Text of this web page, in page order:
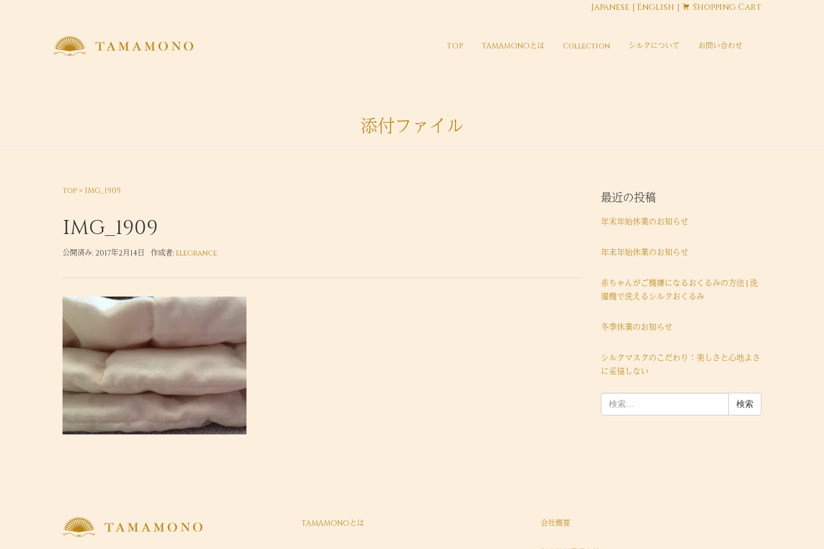
Japanese | English | Shopping Cart
TOP TAMAMONOとは Collection シルクについて お問い合わせ
添付ファイル
top > IMG_1909
IMG_1909
公開済み: 2017年2月14日 作成者:elegrance
最近の投稿
年末年始休業のお知らせ
年末年始休業のお知らせ
赤ちゃんがご機嫌になるおくるみの方法 | 洗
濯機で洗えるシルクおくるみ
冬季休業のお知らせ
シルクマスクのこだわり：美しさと心地よさ
に妥協しない
索:
TAMAMONOとは 会社概要